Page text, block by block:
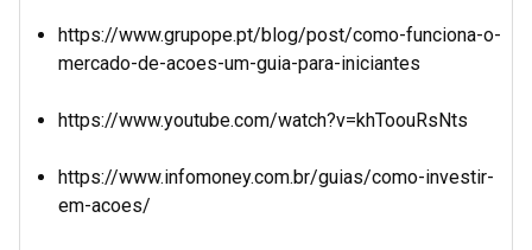
https://www.grupope.pt/blog/post/como-funciona-o-
mercado-de-acoes-um-guia-para-iniciantes
https://www.youtube.com/watch?v=khToouRsNts
https://www.infomoney.com.br/guias/como-investir-
em-acoes/